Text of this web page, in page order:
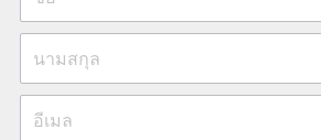
นามสกุล
อีเมล